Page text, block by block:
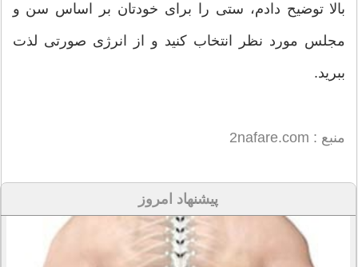
بالا توضیح دادم، ستی را برای خودتان بر اساس سن و
مجلس مورد نظر انتخاب کنید و از انرژی صورتی لذت
ببرید.
منبع : 2nafare.com
پیشنهاد امروز